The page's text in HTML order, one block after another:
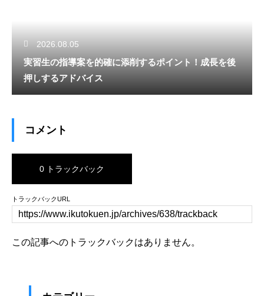
2026.08.05
実習生の指導案を的確に添削するポイント！成長を後
押しするアドバイス
コメント
0 トラックバック
トラックバックURL
この記事へのトラックバックはありません。